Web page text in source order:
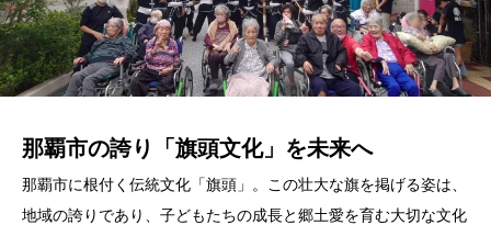
那覇市の誇り「旗頭文化」を未来へ
那覇市に根付く伝統文化「旗頭」。この壮大な旗を掲げる姿は、
地域の誇りであり、子どもたちの成長と郷土愛を育む大切な文化